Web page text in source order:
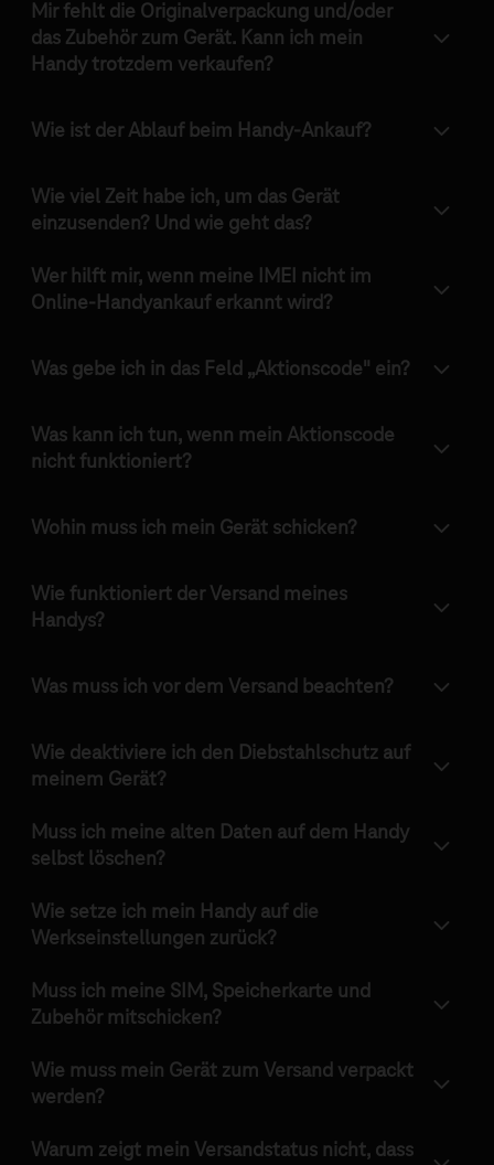
Mir fehlt die Originalverpackung und/oder
das Zubehör zum Gerät. Kann ich mein
Handy trotzdem verkaufen?
Wie ist der Ablauf beim Handy-Ankauf?
Wie viel Zeit habe ich, um das Gerät
einzusenden? Und wie geht das?
Wer hilft mir, wenn meine IMEI nicht im
Online-Handyankauf erkannt wird?
Was gebe ich in das Feld „Aktionscode" ein?
Was kann ich tun, wenn mein Aktionscode
nicht funktioniert?
Wohin muss ich mein Gerät schicken?
Wie funktioniert der Versand meines
Handys?
Was muss ich vor dem Versand beachten?
Wie deaktiviere ich den Diebstahlschutz auf
meinem Gerät?
Muss ich meine alten Daten auf dem Handy
selbst löschen?
Wie setze ich mein Handy auf die
Werkseinstellungen zurück?
Muss ich meine SIM, Speicherkarte und
Zubehör mitschicken?
Wie muss mein Gerät zum Versand verpackt
werden?
Warum zeigt mein Versandstatus nicht, dass